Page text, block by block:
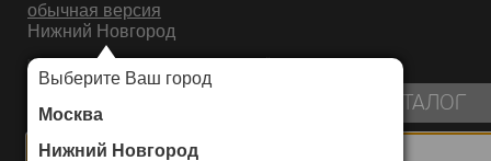
обычная версия
Нижний Новгород
Выберите Ваш город
Москва
Нижний Новгород
ИНТЕРНЕТ-МАГАЗИН НАПОЛЬНЫХ ПОКРЫТИЙ
КАТАЛОГ